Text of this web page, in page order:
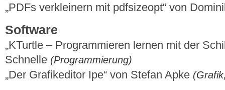
„PDFs verkleinern mit pdfsizeopt“ von
Software
„KTurtle – Programmieren lernen mit der
Schnelle (Programmierung)
„Der Grafikeditor Ipe“ von Stefan Apke